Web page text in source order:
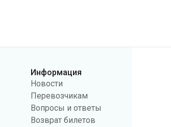
Информация
Новости
Перевозчикам
Вопросы и ответы
Возврат билетов